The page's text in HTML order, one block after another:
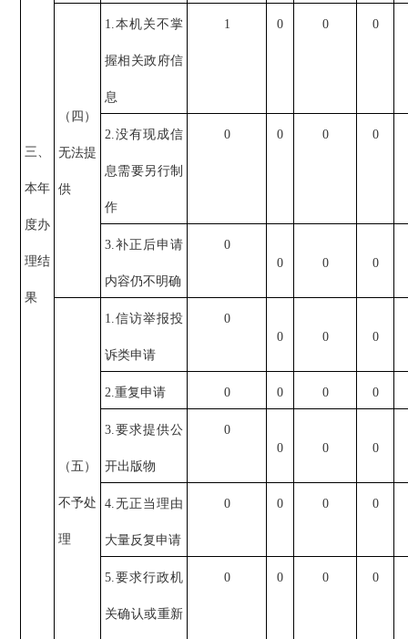
三、
本年
度办
理结
果
（四）
无法提
供
1.本机关不掌
握相关政府信
息
1 0 0 0
2.没有现成信
息需要另行制
作
0 0 0 0
3.补正后申请
内容仍不明确
0
0
0 0
（五）
不予处
理
1.信访举报投
诉类申请
0
0
0 0
2.重复申请 0 0 0 0
3.要求提供公
开出版物
0
0
0 0
4.无正当理由
大量反复申请
0 0 0 0
5.要求行政机
关确认或重新
0 0 0 0